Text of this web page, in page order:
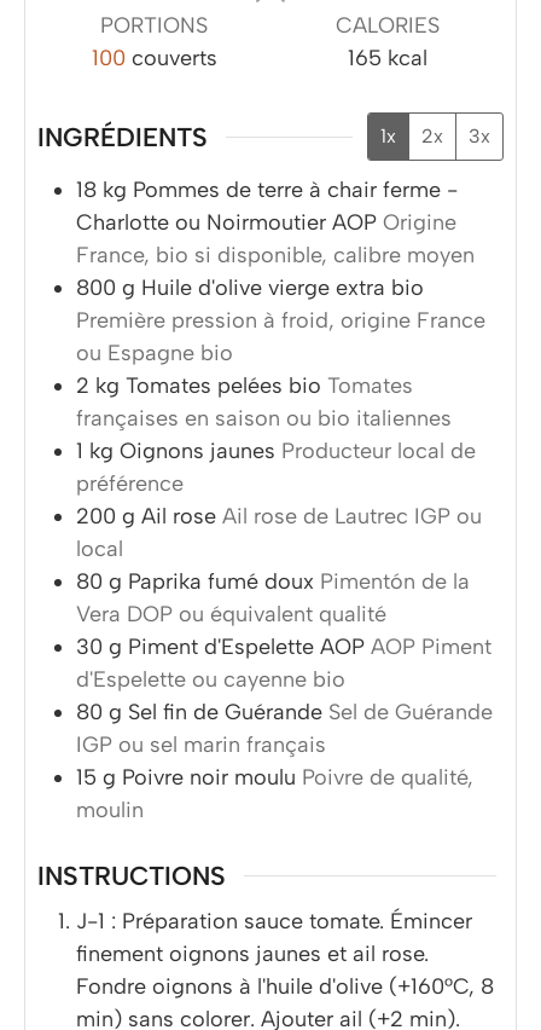
PORTIONS
100 couverts
CALORIES
165 kcal
INGRÉDIENTS 1x 2x 3x
18 kg Pommes de terre à chair ferme -
Charlotte ou Noirmoutier AOP Origine
France, bio si disponible, calibre moyen
800 g Huile d'olive vierge extra bio
Première pression à froid, origine France
ou Espagne bio
2 kg Tomates pelées bio Tomates
françaises en saison ou bio italiennes
1 kg Oignons jaunes Producteur local de
préférence
200 g Ail rose Ail rose de Lautrec IGP ou
local
80 g Paprika fumé doux Pimentón de la
Vera DOP ou équivalent qualité
30 g Piment d'Espelette AOP AOP Piment
d'Espelette ou cayenne bio
80 g Sel fin de Guérande Sel de Guérande
IGP ou sel marin français
15 g Poivre noir moulu Poivre de qualité,
moulin
INSTRUCTIONS
J-1 : Préparation sauce tomate. Émincer
finement oignons jaunes et ail rose.
Fondre oignons à l'huile d'olive (+160°C, 8
min) sans colorer. Ajouter ail (+2 min).